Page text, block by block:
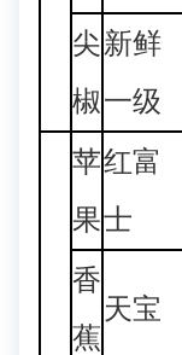
尖
椒
新鲜
一级
苹
果
红富
士
香
蕉
天宝